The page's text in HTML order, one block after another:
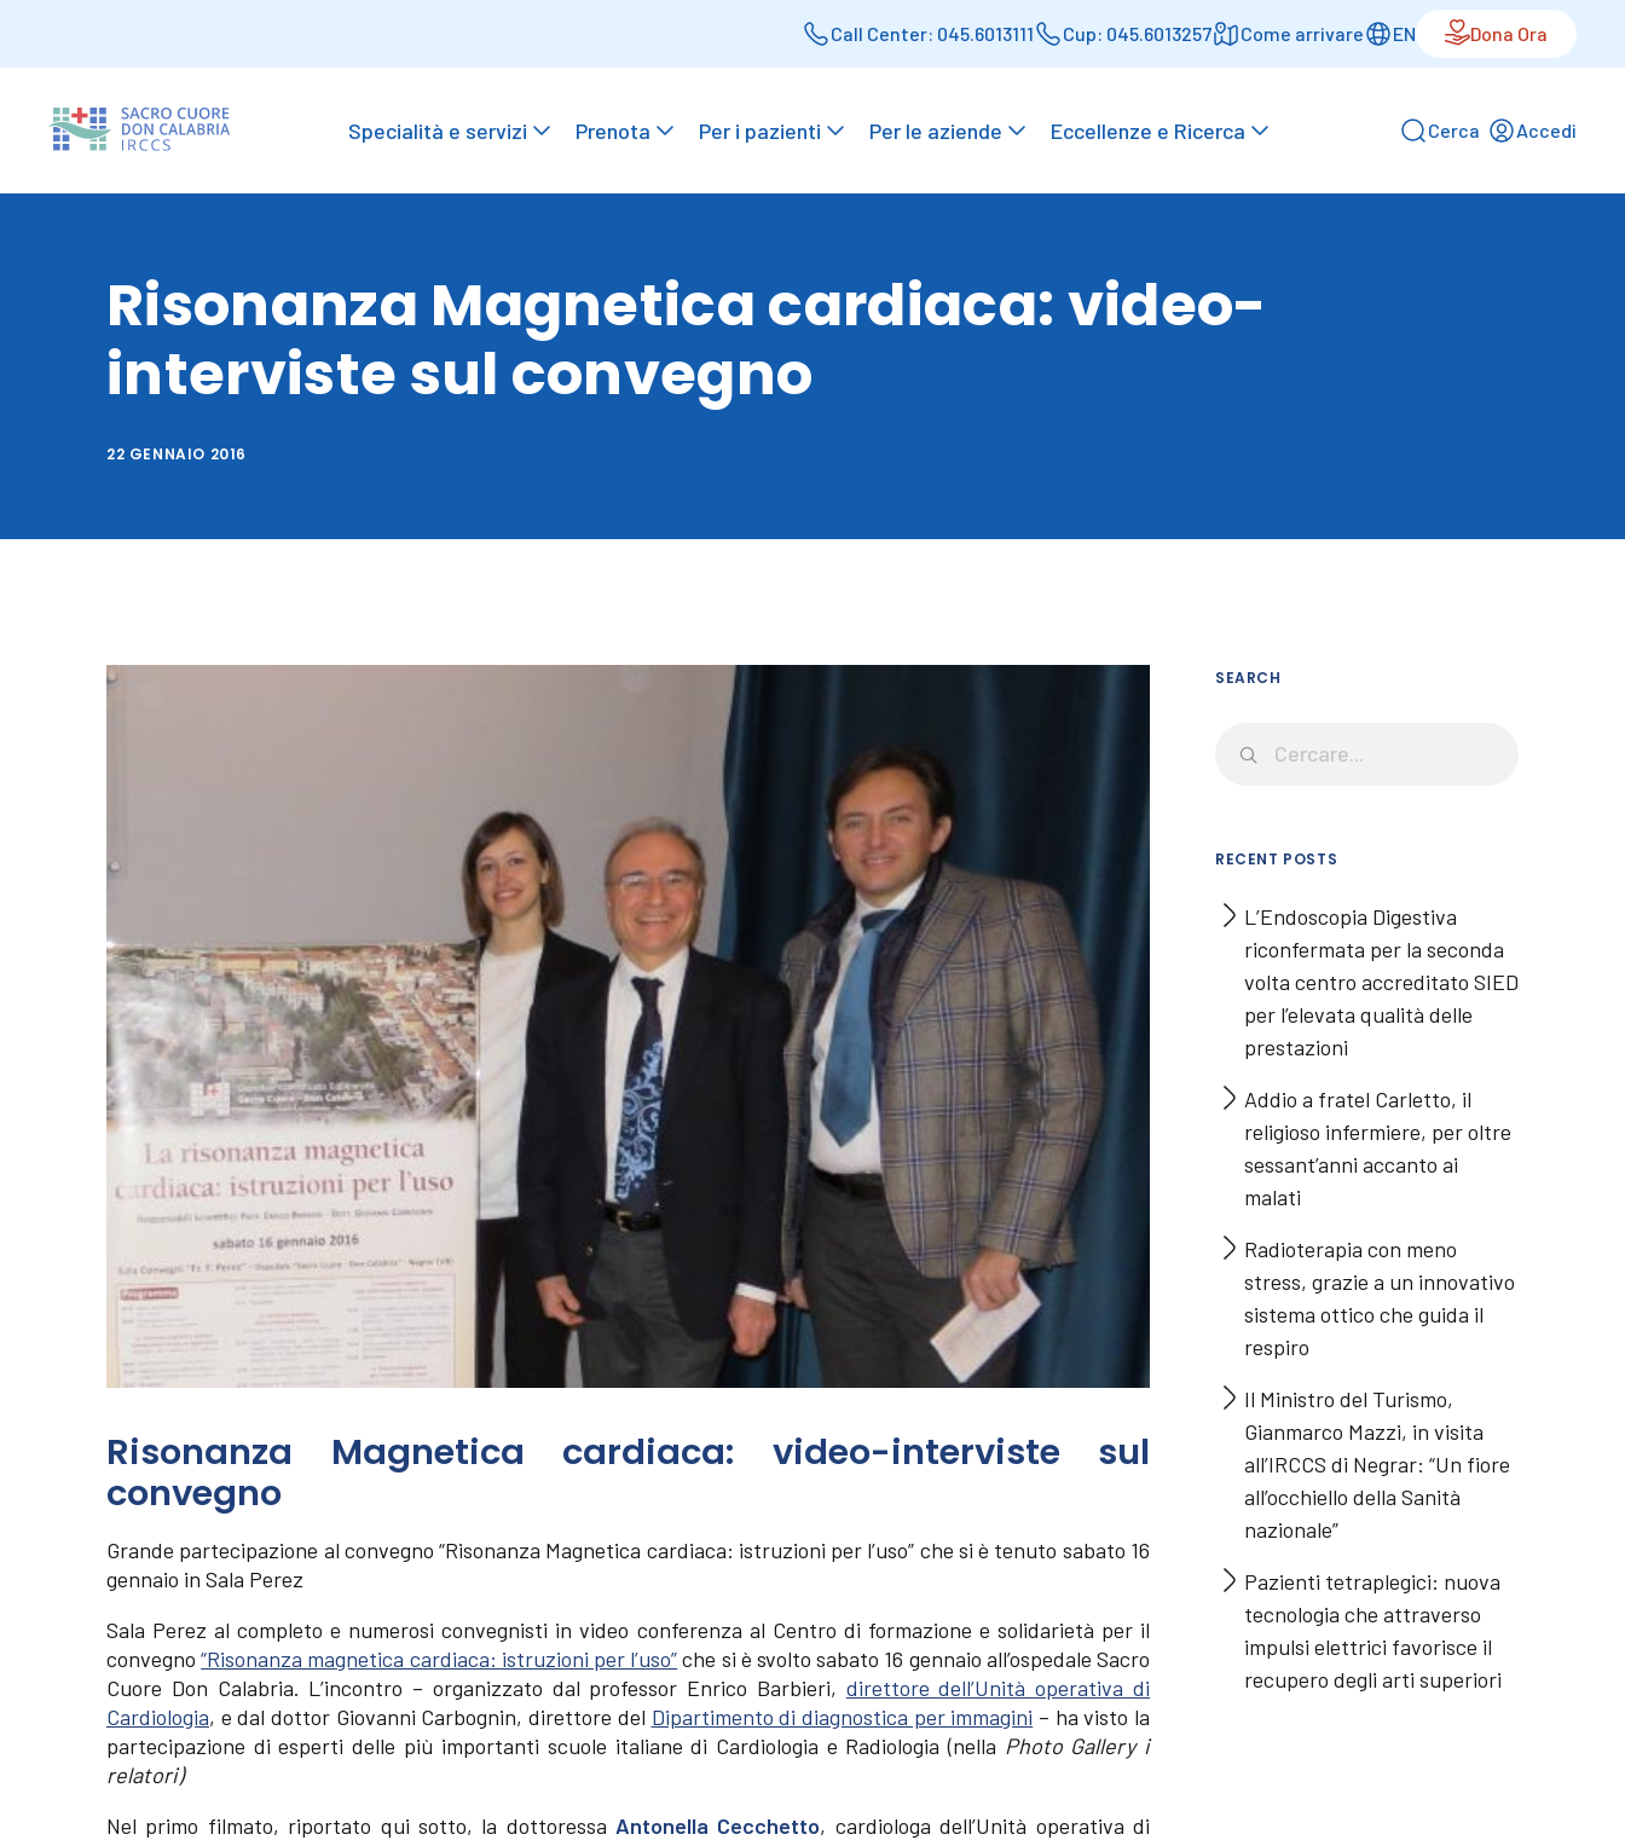
Call Center: 045.6013111 Cup: 045.6013257 Come arrivare EN Dona Ora
Specialità e servizi Prenota Per i pazienti Per le aziende Eccellenze e Ricerca Cerca Accedi
Risonanza Magnetica cardiaca: video-
interviste sul convegno
22 GENNAIO 2016
Risonanza Magnetica cardiaca: video-interviste sul
convegno
Grande partecipazione al convegno “Risonanza Magnetica cardiaca: istruzioni per l’uso” che si è tenuto sabato 16
gennaio in Sala Perez
Sala Perez al completo e numerosi convegnisti in video conferenza al Centro di formazione e solidarietà per il
convegno“Risonanza magnetica cardiaca: istruzioni per l’uso”che si è svolto sabato 16 gennaio all’ospedale Sacro
Cuore Don Calabria. L’incontro – organizzato dal professor Enrico Barbieri, direttore dell’Unità operativa di
Cardiologia, e dal dottor Giovanni Carbognin, direttore del Dipartimento di diagnostica per immagini – ha visto la
partecipazione di esperti delle più importanti scuole italiane di Cardiologia e Radiologia (nella Photo Gallery i
relatori)
Nel primo filmato, riportato qui sotto, la dottoressa Antonella Cecchetto, cardiologa dell’Unità operativa di
SEARCH
RECENT POSTS
L’Endoscopia Digestiva
riconfermata per la seconda
volta centro accreditato SIED
per l’elevata qualità delle
prestazioni
Addio a fratel Carletto, il
religioso infermiere, per oltre
sessant’anni accanto ai
malati
Radioterapia con meno
stress, grazie a un innovativo
sistema ottico che guida il
respiro
Il Ministro del Turismo,
Gianmarco Mazzi, in visita
all’IRCCS di Negrar: “Un fiore
all’occhiello della Sanità
nazionale”
Pazienti tetraplegici: nuova
tecnologia che attraverso
impulsi elettrici favorisce il
recupero degli arti superiori